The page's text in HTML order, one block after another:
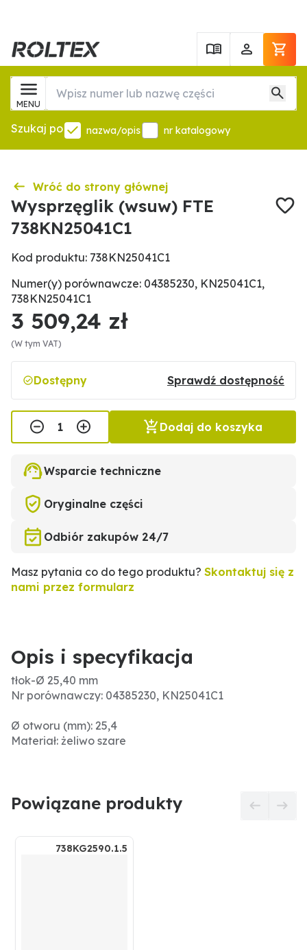
MENU
Szukaj po nazwa/opis nr katalogowy
Wróć do strony głównej
Wysprzęglik (wsuw) FTE
738KN25041C1
Kod produktu: 738KN25041C1
Numer(y) porównawcze: 04385230, KN25041C1,
738KN25041C1
3 509,24 zł
(W tym VAT)
Dostępny Sprawdź dostępność
Dodaj do koszyka
Wsparcie techniczne
Oryginalne części
Odbiór zakupów 24/7
Masz pytania co do tego produktu? Skontaktuj się z
nami przez formularz
Opis i specyfikacja
tłok-Ø 25,40 mm
Nr porównawczy: 04385230, KN25041C1
Ø otworu (mm): 25,4
Materiał: żeliwo szare
Powiązane produkty
738KG2590.1.5